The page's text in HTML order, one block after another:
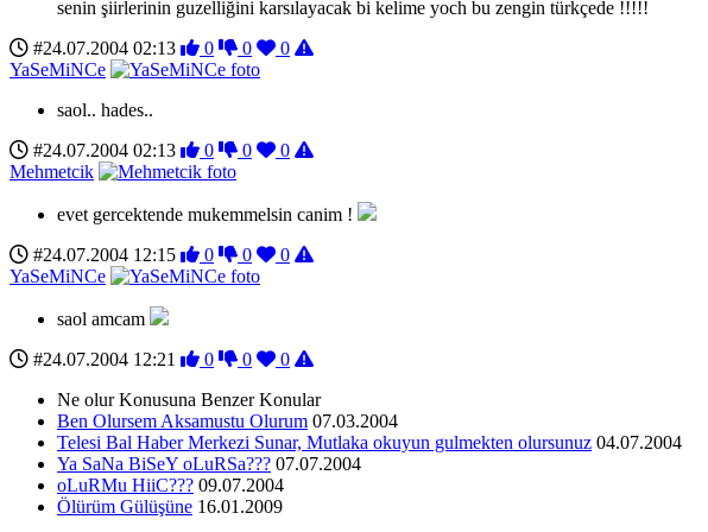
senin şiirlerinin guzelliğini karsılayacak bi kelime yoch bu zengin türkçede !!!!!
#24.07.2004 02:13
0 0
0
YaSeMiNCe
saol.. hades..
#24.07.2004 02:13
0 0
0
Mehmetcik
evet gercektende mukemmelsin canim !
#24.07.2004 12:15
0 0
0
YaSeMiNCe
saol amcam
#24.07.2004 12:21
0 0
0
Ne olur Konusuna Benzer Konular
Ben Olursem Aksamustu Olurum 07.03.2004
Telesi Bal Haber Merkezi Sunar, Mutlaka okuyun gulmekten olursunuz 04.07.2004
Ya SaNa BiSeY oLuRSa??? 07.07.2004
oLuRMu HiiC??? 09.07.2004
Ölürüm Gülüşüne 16.01.2009